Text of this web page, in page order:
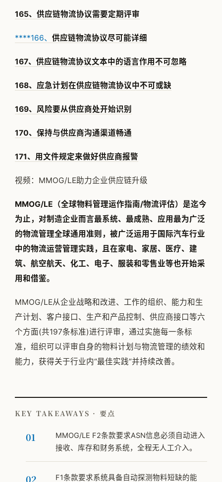
165、供应链物流协议需要定期评审
****166、 供应链物流协议尽可能详细
167、供应链物流协议文本中的语言作用不可忽略
168、应急计划在供应链物流协议中不可或缺
169、风险要从供应商处开始识别
170、保持与供应商沟通渠道畅通
171、用文件规定来做好供应商报警
视频：MMOG/LE助力企业供应链升级
MMOG/LE（全球物料管理运作指南/物流评估）是迄今
为止，对制造企业而言最系统、最成熟、应用最为广泛
的物流管理全球通用准则，被广泛运用于国际汽车行业
中的物流运营管理实践，且在家电、家居、医疗、建
筑、航空航天、化工、电子、服装和零售业等也开始采
用和借鉴。
MMOG/LE从企业战略和改进、工作的组织、能力和生
产计划、客户接口、生产和产品控制、供应商接口等六
个方面(共197条标准)进行评审，通过实施每一条标
准，组织可以评审自身的物料计划与物流管理的绩效和
能力，获得关于行业内“最佳实践”并持续改善。
KEY TAKEAWAYS · 要点
MMOG/LE F2条款要求ASN信息必须自动进入
接收、库存和财务系统，全程无人工介入。
F1条款要求系统具备自动探测物料短缺的能